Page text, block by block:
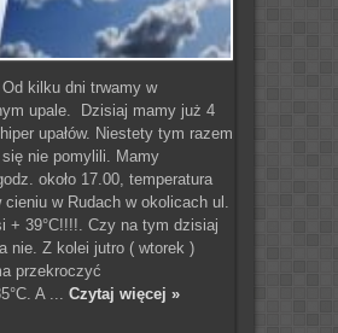
Od kilku dni trwamy w
upale. Dzisiaj mamy już 4
upałów. Niestety tym razem
nie pomylili. Mamy
około 17.00, temperatura
cieniu w Rudach w okolicach ul.
+ 39°C!!!!. Czy na tym dzisiaj
nie. Z kolei jutro ( wtorek )
przekroczyć
A ... Czytaj więcej »